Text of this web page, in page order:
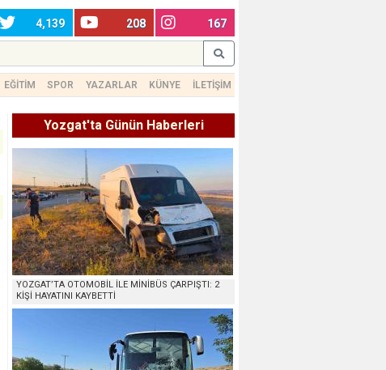
4,139 208 167
EĞİTİM SPOR YAZARLAR KÜNYE İLETİŞİM
Yozgat'ta Günün Haberleri
YOZGAT’TA OTOMOBİL İLE MİNİBÜS ÇARPIŞTI: 2
KİŞİ HAYATINI KAYBETTİ